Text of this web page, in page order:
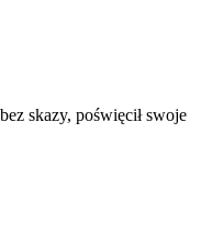
skazy, poświęcił swoje